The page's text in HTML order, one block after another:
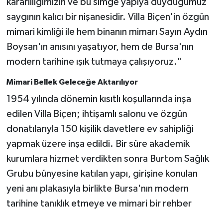
kararlılığımızın ve bu simge yapıya duyduğumuz
saygının kalıcı bir nişanesidir. Villa Biçen'in özgün
mimari kimliği ile hem binanın mimarı Sayın Aydın
Boysan'ın anısını yaşatıyor, hem de Bursa'nın
modern tarihine ışık tutmaya çalışıyoruz."
Mimari Bellek Geleceğe Aktarılıyor
1954 yılında dönemin kısıtlı koşullarında inşa
edilen Villa Biçen; ihtişamlı salonu ve özgün
donatılarıyla 150 kişilik davetlere ev sahipliği
yapmak üzere inşa edildi. Bir süre akademik
kurumlara hizmet verdikten sonra Burtom Sağlık
Grubu bünyesine katılan yapı, girişine konulan
yeni anı plakasıyla birlikte Bursa'nın modern
tarihine tanıklık etmeye ve mimari bir rehber